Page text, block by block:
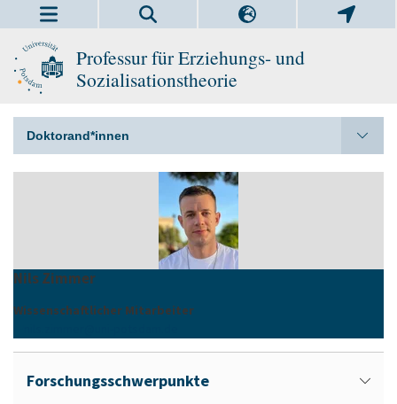
Professur für Erziehungs- und
Sozialisationstheorie
Doktorand*innen
Nils Zimmer
Wissenschaftlicher Mitarbeiter
Forschungsschwerpunkte